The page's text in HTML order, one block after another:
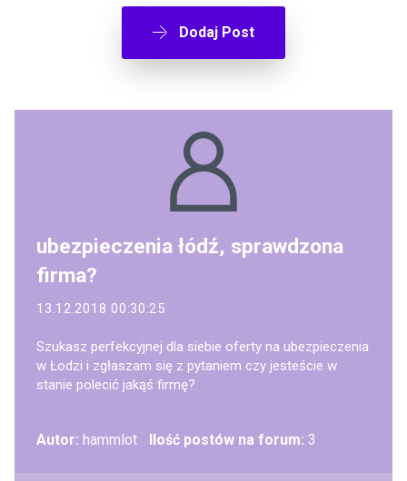
Dodaj Post
ubezpieczenia łódź, sprawdzona
firma?
13.12.2018 00:30:25
Szukasz perfekcyjnej dla siebie oferty na ubezpieczenia
w Łodzi i zgłaszam się z pytaniem czy jesteście w
stanie polecić jakąś firmę?
Autor: hammlot Ilość postów na forum: 3